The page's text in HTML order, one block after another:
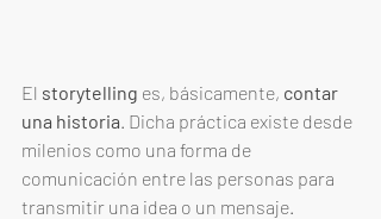
El storytelling es, básicamente, contar
una historia . Dicha práctica existe desde
milenios como una forma de
comunicación entre las personas para
transmitir una idea o un mensaje.